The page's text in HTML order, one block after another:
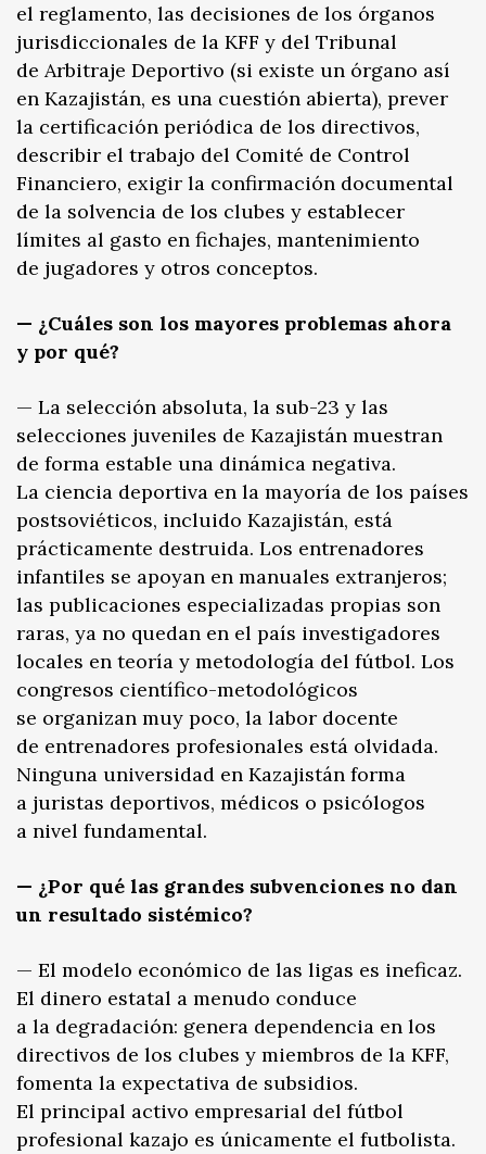
el reglamento, las decisiones de los órganos
jurisdiccionales de la KFF y del Tribunal
de Arbitraje Deportivo (si existe un órgano así
en Kazajistán, es una cuestión abierta), prever
la certificación periódica de los directivos,
describir el trabajo del Comité de Control
Financiero, exigir la confirmación documental
de la solvencia de los clubes y establecer
límites al gasto en fichajes, mantenimiento
de jugadores y otros conceptos.
— ¿Cuáles son los mayores problemas ahora
y por qué?
— La selección absoluta, la sub-23 y las
selecciones juveniles de Kazajistán muestran
de forma estable una dinámica negativa.
La ciencia deportiva en la mayoría de los países
postsoviéticos, incluido Kazajistán, está
prácticamente destruida. Los entrenadores
infantiles se apoyan en manuales extranjeros;
las publicaciones especializadas propias son
raras, ya no quedan en el país investigadores
locales en teoría y metodología del fútbol. Los
congresos científico-metodológicos
se organizan muy poco, la labor docente
de entrenadores profesionales está olvidada.
Ninguna universidad en Kazajistán forma
a juristas deportivos, médicos o psicólogos
a nivel fundamental.
— ¿Por qué las grandes subvenciones no dan
un resultado sistémico?
— El modelo económico de las ligas es ineficaz.
El dinero estatal a menudo conduce
a la degradación: genera dependencia en los
directivos de los clubes y miembros de la KFF,
fomenta la expectativa de subsidios.
El principal activo empresarial del fútbol
profesional kazajo es únicamente el futbolista.